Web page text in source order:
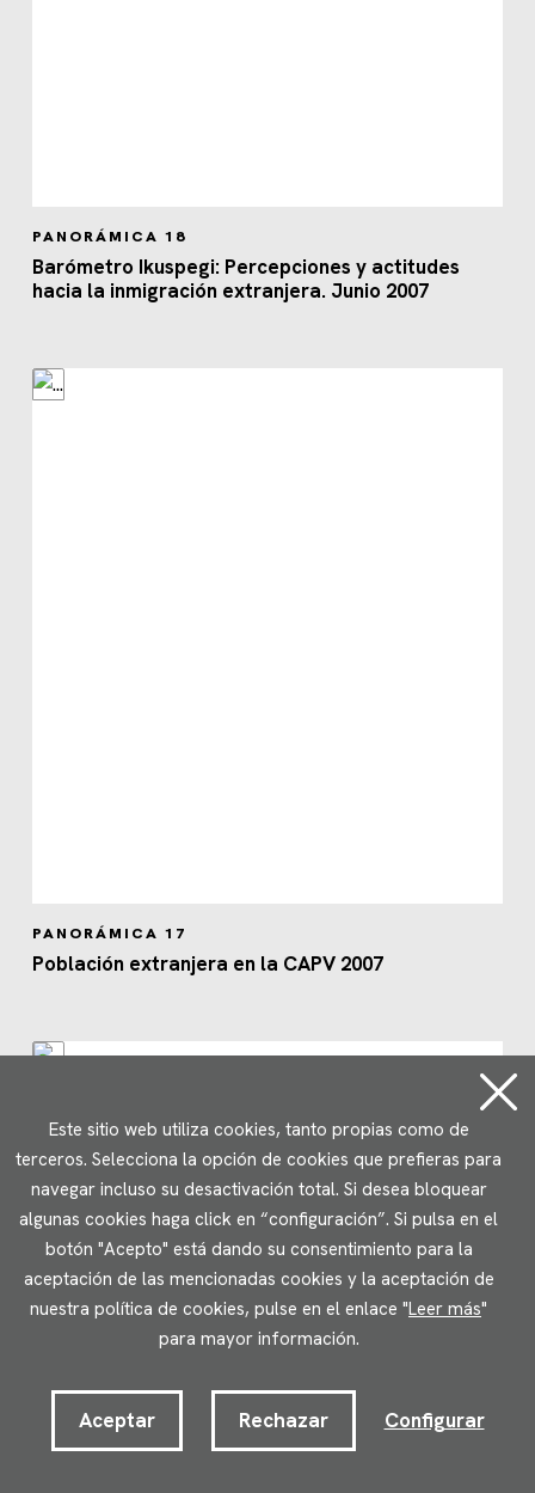
PANORÁMICA 18
Barómetro Ikuspegi: Percepciones y actitudes
hacia la inmigración extranjera. Junio 2007
PANORÁMICA 17
Población extranjera en la CAPV 2007
Este sitio web utiliza cookies, tanto propias como de
terceros. Selecciona la opción de cookies que prefieras para
navegar incluso su desactivación total. Si desea bloquear
algunas cookies haga click en “configuración”. Si pulsa en el
botón "Acepto" está dando su consentimiento para la
aceptación de las mencionadas cookies y la aceptación de
nuestra política de cookies, pulse en el enlace "Leer más"
para mayor información.
Aceptar Rechazar Configurar